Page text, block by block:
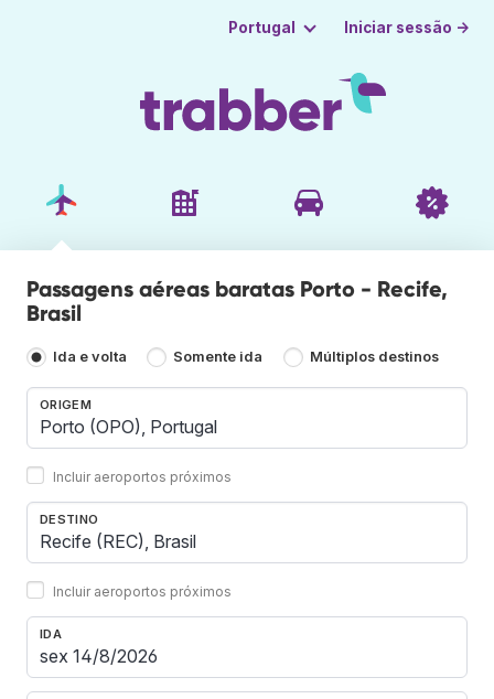
Portugal Iniciar sessão →
Passagens aéreas baratas Porto - Recife,
Brasil
Ida e volta Somente ida Múltiplos destinos
ORIGEM
Incluir aeroportos próximos
DESTINO
Incluir aeroportos próximos
IDA